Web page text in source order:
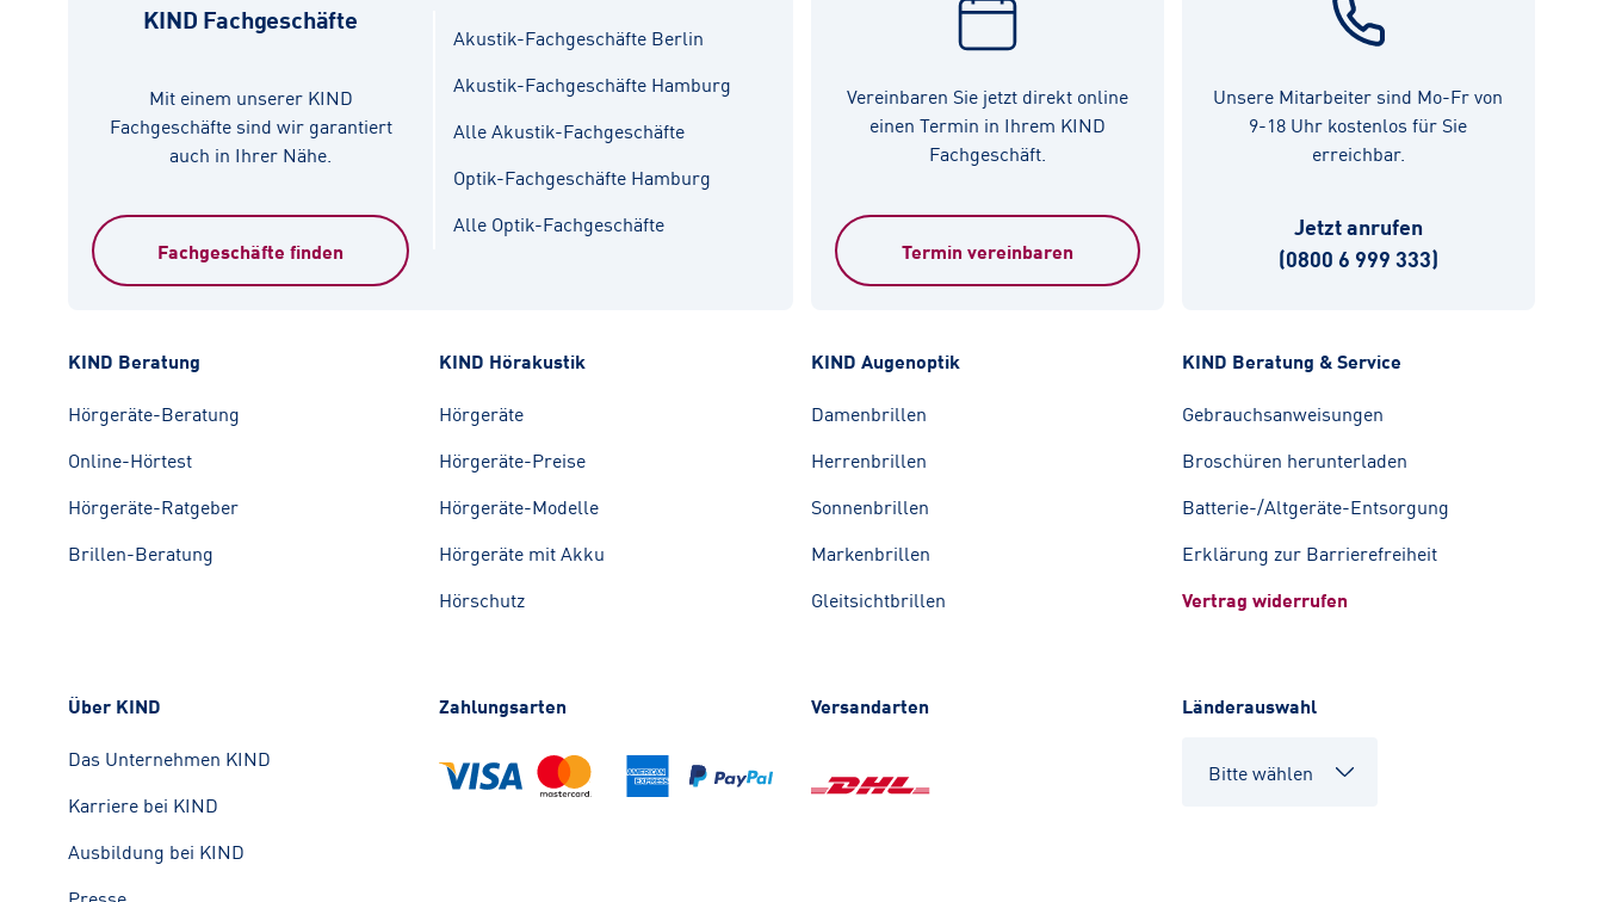
KIND Fachgeschäfte
Mit einem unserer KIND
Fachgeschäfte sind wir garantiert
auch in Ihrer Nähe.
Akustik-Fachgeschäfte Berlin
Akustik-Fachgeschäfte Hamburg
Alle Akustik-Fachgeschäfte
Optik-Fachgeschäfte Hamburg
Alle Optik-Fachgeschäfte
Fachgeschäfte finden
Vereinbaren Sie jetzt direkt online
einen Termin in Ihrem KIND
Fachgeschäft.
Termin vereinbaren
Unsere Mitarbeiter sind Mo-Fr von
9-18 Uhr kostenlos für Sie
erreichbar.
Jetzt anrufen
(0800 6 999 333)
KIND Beratung
Hörgeräte-Beratung
Online-Hörtest
Hörgeräte-Ratgeber
Brillen-Beratung
KIND Hörakustik
Hörgeräte
Hörgeräte-Preise
Hörgeräte-Modelle
Hörgeräte mit Akku
Hörschutz
KIND Augenoptik
Damenbrillen
Herrenbrillen
Sonnenbrillen
Markenbrillen
Gleitsichtbrillen
KIND Beratung & Service
Gebrauchsanweisungen
Broschüren herunterladen
Batterie-/Altgeräte-Entsorgung
Erklärung zur Barrierefreiheit
Vertrag widerrufen
Über KIND
Das Unternehmen KIND
Karriere bei KIND
Ausbildung bei KIND
Zahlungsarten Versandarten Länderauswahl